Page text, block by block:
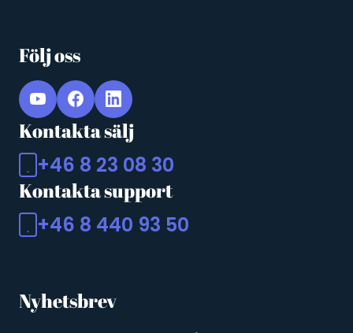
Kontakta sälj
+46 8 23 08 30
Kontakta support
+46 8 440 93 50
Följ oss
Nyhetsbrev